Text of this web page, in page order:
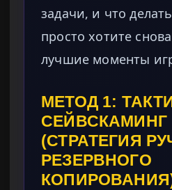
задачи, и что
просто хотите
лучшие моменты
МЕТОД 1:
СЕЙВСКАМИНГ
(СТРАТЕГИЯ
РЕЗЕРВНОГО